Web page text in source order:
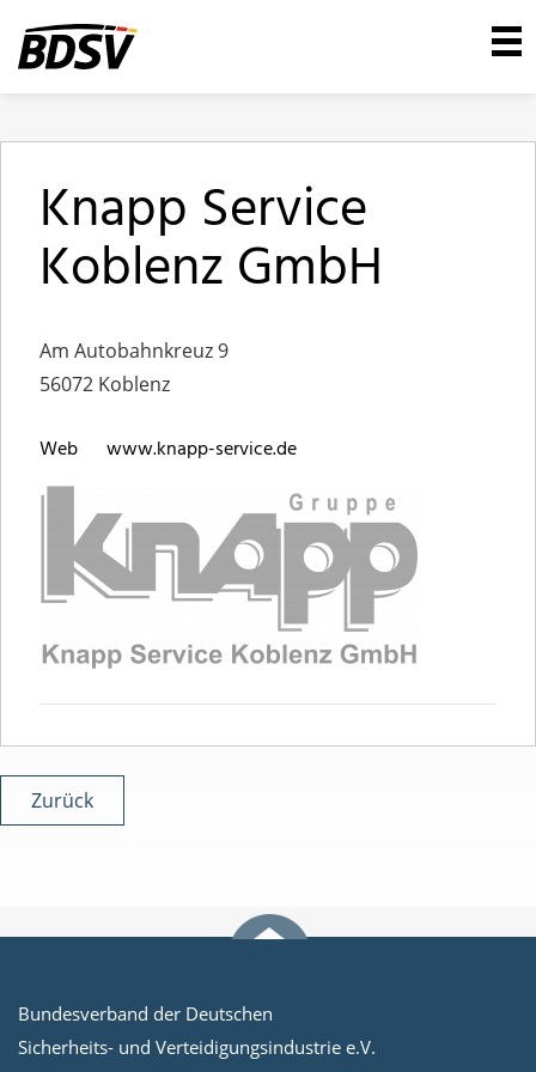
Knapp Service
Koblenz GmbH
Am Autobahnkreuz 9
56072 Koblenz
Web www.knapp-service.de
Zurück
Bundesverband der Deutschen
Sicherheits- und Verteidigungsindustrie e.V.